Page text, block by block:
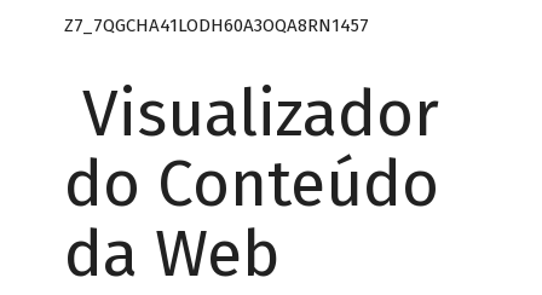
Z7_7QGCHA41LODH60A3OQA8RN1457
Visualizador
do Conteúdo
da Web